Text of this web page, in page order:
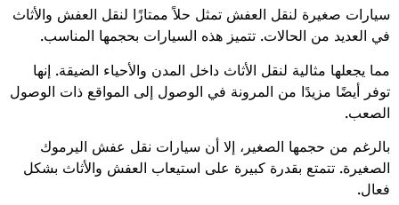
سيارات صغيرة لنقل العفش تمثل حلاً ممتازًا لنقل العفش والأثاث
في العديد من الحالات. تتميز هذه السيارات بحجمها المناسب.
مما يجعلها مثالية لنقل الأثاث داخل المدن والأحياء الضيقة. إنها
توفر أيضًا مزيدًا من المرونة في الوصول إلى المواقع ذات الوصول
الصعب.
بالرغم من حجمها الصغير، إلا أن سيارات نقل عفش اليرموك
الصغيرة. تتمتع بقدرة كبيرة على استيعاب العفش والأثاث بشكل
فعال.